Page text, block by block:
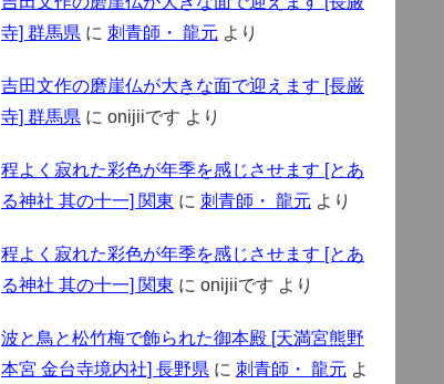
寺] 群馬県 に 刺青師・ 龍元 より
吉田文作の磨崖仏が大きな面で迎えます [長厳
寺] 群馬県 に onijiiです より
程よく寂れた彩色が年季を感じさせます [とあ
る神社 其の十一] 関東 に 刺青師・ 龍元 より
程よく寂れた彩色が年季を感じさせます [とあ
る神社 其の十一] 関東 に onijiiです より
波と鳥と松竹梅で飾られた御本殿 [天満宮熊野
本宮 金台寺境内社] 長野県 に 刺青師・ 龍元 よ